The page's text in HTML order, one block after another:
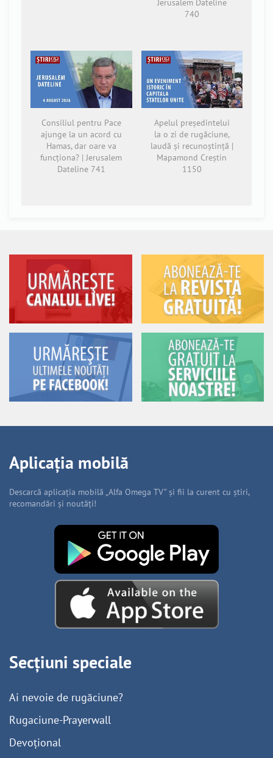
Jerusalem Dateline
740
Consiliul pentru Pace
ajunge la un acord cu
Hamas, dar oare va
funcționa? | Jerusalem
Dateline 741
Apelul președintelui
la o zi de rugăciune,
laudă și recunoștință |
Mapamond Creștin
1150
Aplicația mobilă
Descarcă aplicația mobilă „Alfa Omega TV” și fii la curent cu știri,
recomandări și noutăți!
Secțiuni speciale
Ai nevoie de rugăciune?
Rugaciune-Prayerwall
Devoțional